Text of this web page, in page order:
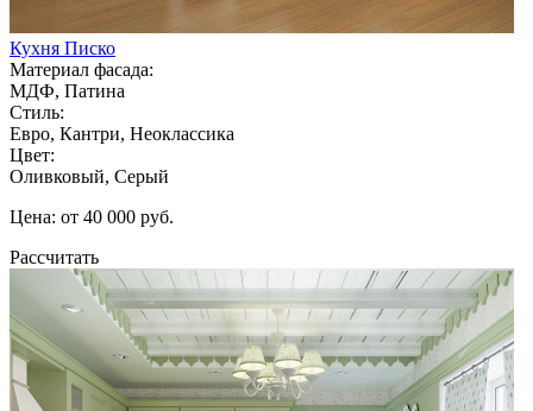
Кухня Писко
Материал фасада:
МДФ, Патина
Стиль:
Евро, Кантри, Неоклассика
Цвет:
Оливковый, Серый
Цена: от 40 000 руб.
Рассчитать